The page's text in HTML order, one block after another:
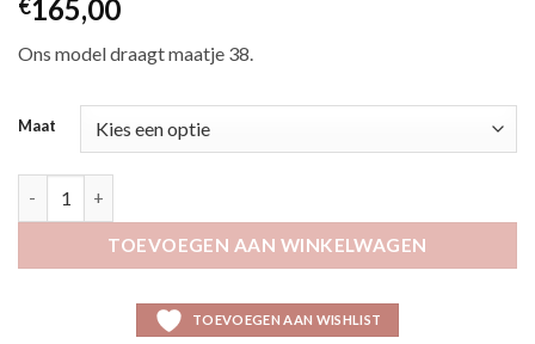
€165,00
Ons model draagt maatje 38.
Maat
TOEVOEGEN AAN WINKELWAGEN
TOEVOEGEN AAN WISHLIST